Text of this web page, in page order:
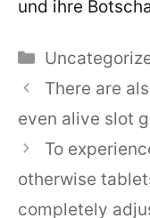
und ihre
Categories
There are
even alive slot
To
otherwise
completely